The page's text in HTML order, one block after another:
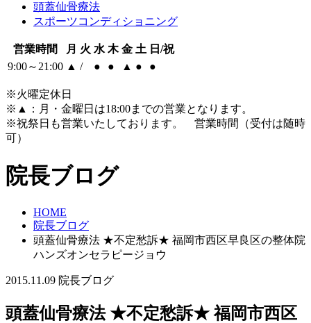
頭蓋仙骨療法
スポーツコンディショニング
営業時間 月 火 水 木 金 土 日/祝
9:00～21:00 ▲ / ● ● ▲ ● ●
※火曜定休日
※ ▲
：月・金曜日は18:00までの営業となります。
※祝祭日も営業いたしております。 営業時間（受付は随時
可）
院長ブログ
HOME
院長ブログ
頭蓋仙骨療法 ★不定愁訴★ 福岡市西区早良区の整体院
ハンズオンセラピージョウ
2015.11.09 院長ブログ
頭蓋仙骨療法 ★不定愁訴★ 福岡市西区